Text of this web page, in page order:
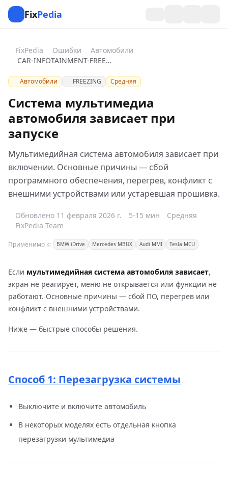
FixPedia
FixPedia Ошибки
Автомобили
CAR-INFOTAINMENT-FREEZING
Автомобили FREEZING Средняя
Система мультимедиа
автомобиля зависает при
запуске
Мультимедийная система автомобиля зависает при
включении. Основные причины — сбой
программного обеспечения, перегрев, конфликт с
внешними устройствами или устаревшая прошивка.
Обновлено 11 февраля 2026 г. 5-15 мин
Средняя
FixPedia Team
Применимо к: BMW iDrive Mercedes MBUX Audi MMI Tesla MCU
Если мультимедийная система автомобиля зависает,
экран не реагирует, меню не открывается или функции не
работают. Основные причины — сбой ПО, перегрев или
конфликт с внешними устройствами.
Ниже — быстрые способы решения.
Способ 1: Перезагрузка системы
Выключите и включите автомобиль
В некоторых моделях есть отдельная кнопка
перезагрузки мультимедиа